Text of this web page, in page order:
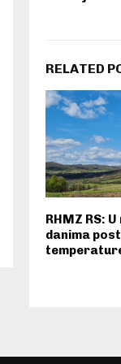
RELATED
RHMZ RS:
danima